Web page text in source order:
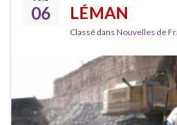
06
LÉMAN
Classé dans Nouvelles de